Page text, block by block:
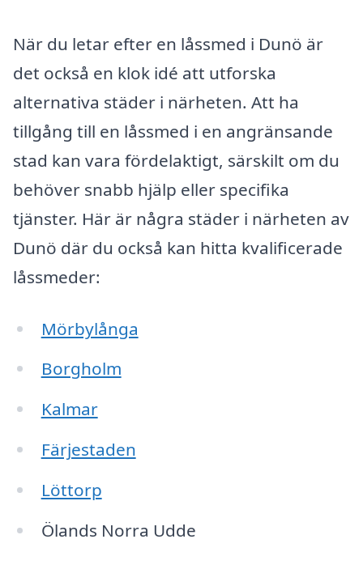
När du letar efter en låssmed i Dunö är
det också en klok idé att utforska
alternativa städer i närheten. Att ha
tillgång till en låssmed i en angränsande
stad kan vara fördelaktigt, särskilt om du
behöver snabb hjälp eller specifika
tjänster. Här är några städer i närheten av
Dunö där du också kan hitta kvalificerade
låssmeder:
Mörbylånga
Borgholm
Kalmar
Färjestaden
Löttorp
Ölands Norra Udde